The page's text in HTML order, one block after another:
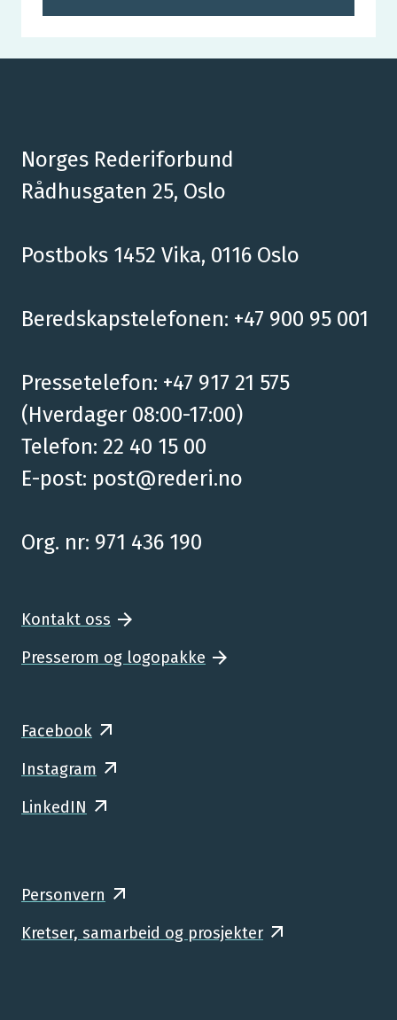
Norges Rederiforbund
Rådhusgaten 25, Oslo
Postboks 1452 Vika, 0116 Oslo
Beredskapstelefonen: +47 900 95 001
Pressetelefon: +47 917 21 575
(Hverdager 08:00-17:00)
Telefon: 22 40 15 00
E-post: post@rederi.no
Org. nr: 971 436 190
Kontakt oss
Presserom og logopakke
Facebook
Instagram
LinkedIN
Personvern
Kretser, samarbeid og prosjekter